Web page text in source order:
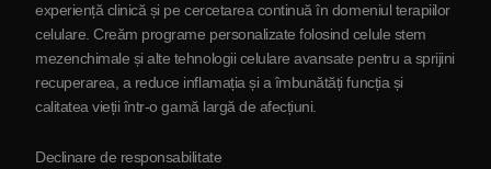
Contactaţi-ne
experiență clinică și pe cercetarea continuă în domeniul terapiilor
celulare. Creăm programe personalizate folosind celule stem
mezenchimale și alte tehnologii celulare avansate pentru a sprijini
recuperarea, a reduce inflamația și a îmbunătăți funcția și
calitatea vieții într-o gamă largă de afecțiuni.
Declinare de responsabilitate